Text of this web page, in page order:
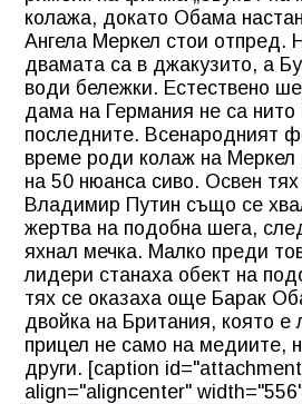
колажа, докато Обама
Ангела Меркел стои отпред.
двамата са в джакузито, а
води бележки. Естествено
дама на Германия не са нито
последните. Всенародният
време роди колаж на Меркел
на 50 нюанса сиво. Освен
Владимир Путин също се
жертва на подобна шега,
яхнал мечка. Малко преди
лидери станаха обект на
тях се оказаха още Барак
двойка на Британия, която
прицел не само на медиите,
други. [caption
align="aligncenter"